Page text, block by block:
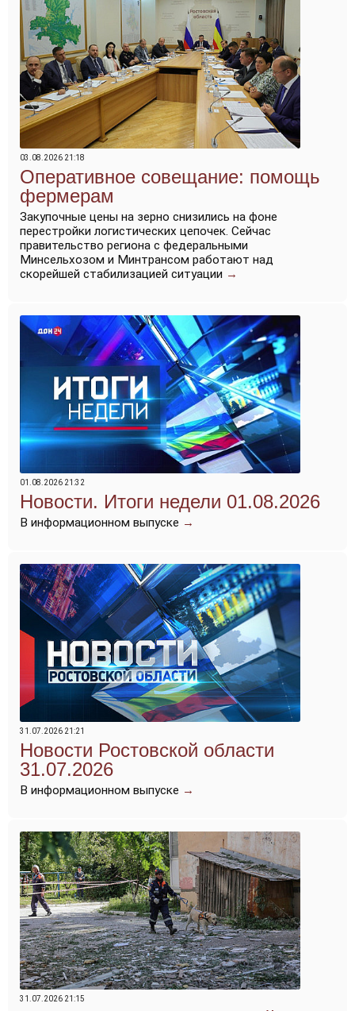
03.08.2026 21:18
Оперативное совещание: помощь
фермерам
Закупочные цены на зерно снизились на фоне
перестройки логистических цепочек. Сейчас
правительство региона с федеральными
Минсельхозом и Минтрансом работают над
скорейшей стабилизацией ситуации →
01.08.2026 21:32
Новости. Итоги недели 01.08.2026
В информационном выпуске →
31.07.2026 21:21
Новости Ростовской области
31.07.2026
В информационном выпуске →
31.07.2026 21:15